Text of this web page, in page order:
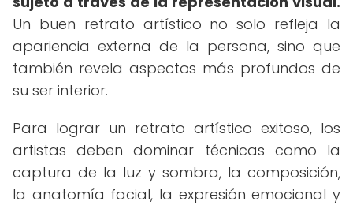
Un buen retrato artístico no solo refleja la
apariencia externa de la persona, sino que
también revela aspectos más profundos de
su ser interior.
Para lograr un retrato artístico exitoso, los
artistas deben dominar técnicas como la
captura de la luz y sombra, la composición,
la anatomía facial, la expresión emocional y